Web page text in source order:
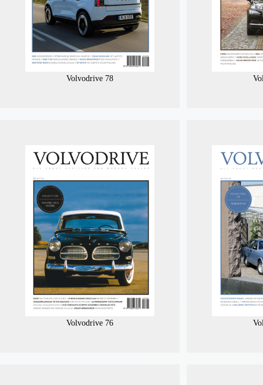
Volvodrive 78
Volvodrive 76